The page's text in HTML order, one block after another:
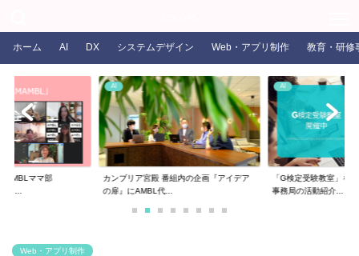
ホーム AI DX システムデザイン Web・アプリ制作 教育・研修
AMBLママ部
AI
カンブリア宮殿 番組内の企画『アイデア
の扉』にAMBL代...
AI
「G検定受験教室」を
事務局の活動紹介...
Web・アプリ制作